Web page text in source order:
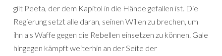
gilt Peeta, der dem Kapitol in die Hände gefallen ist. Die
Regierung setzt alle daran, seinen Willen zu brechen, um
ihn als Waffe gegen die Rebellen einsetzen zu können. Gale
hingegen kämpft weiterhin an der Seite der